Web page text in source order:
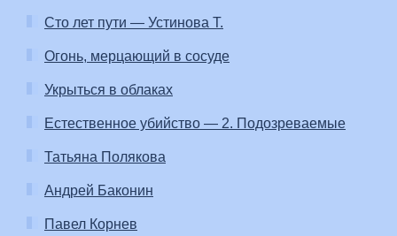
Сто лет пути — Устинова Т.
Огонь, мерцающий в сосуде
Укрыться в облаках
Естественное убийство — 2. Подозреваемые
Татьяна Полякова
Андрей Баконин
Павел Корнев